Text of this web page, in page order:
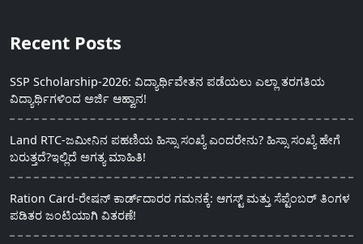
Recent Posts
SSP Scholarship-2026: ವಿದ್ಯಾರ್ಥಿವೇತನ ಪಡೆಯಲು ಎಲ್ಲಾ ತರಗತಿಯ
ವಿದ್ಯಾರ್ಥಿಗಳಿಂದ ಅರ್ಜಿ ಆಹ್ವಾನ!
Land RTC-ಜಮೀನಿನ ಪಹಣಿಯ ಹಿಸ್ಸಾ ಸಂಖ್ಯೆ ಎಂದರೇನು? ಹಿಸ್ಸಾ ಸಂಖ್ಯೆ ಹೇಗೆ
ಬರುತ್ತದೆ?ಇಲ್ಲಿದೆ ಅಗತ್ಯ ಮಾಹಿತಿ!
Ration Card-ರೇಷನ್ ಕಾರ್ಡ್‍ದಾರರ ಗಮನಕ್ಕೆ: ಆಗಸ್ಟ್ ಮತ್ತು ಸೆಪ್ಟೆಂಬರ್ ತಿಂಗಳ
ಪಡಿತರ ಜಂಟಿಯಾಗಿ ವಿತರಣೆ!